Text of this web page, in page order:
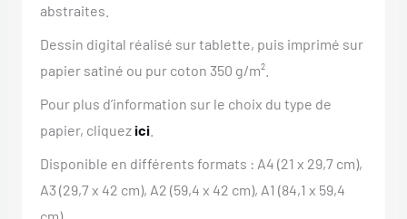
abstraites.
Dessin digital réalisé sur tablette, puis imprimé sur
papier satiné ou pur coton 350 g/m².
Pour plus d’information sur le choix du type de
papier, cliquezici.
Disponible en différents formats : A4 (21 x 29,7 cm),
A3 (29,7 x 42 cm), A2 (59,4 x 42 cm), A1 (84,1 x 59,4